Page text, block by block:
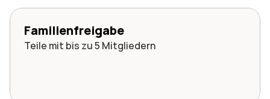
Familienfreigabe
Teile mit bis zu 5 Mitgliedern